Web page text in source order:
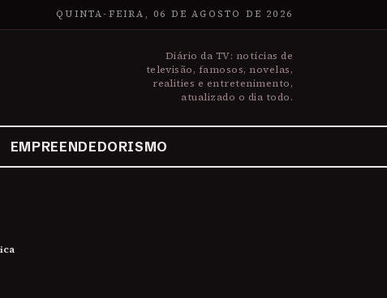
QUINTA-FEIRA, 06 DE AGOSTO DE 2026
Diário da TV: notícias de
televisão, famosos, novelas,
realities e entretenimento,
atualizado o dia todo.
EMPREENDEDORISMO